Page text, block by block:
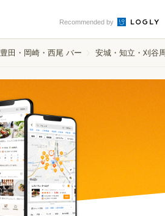
Recommended by
豊田・岡崎・西尾 バー 安城・知立・刈谷